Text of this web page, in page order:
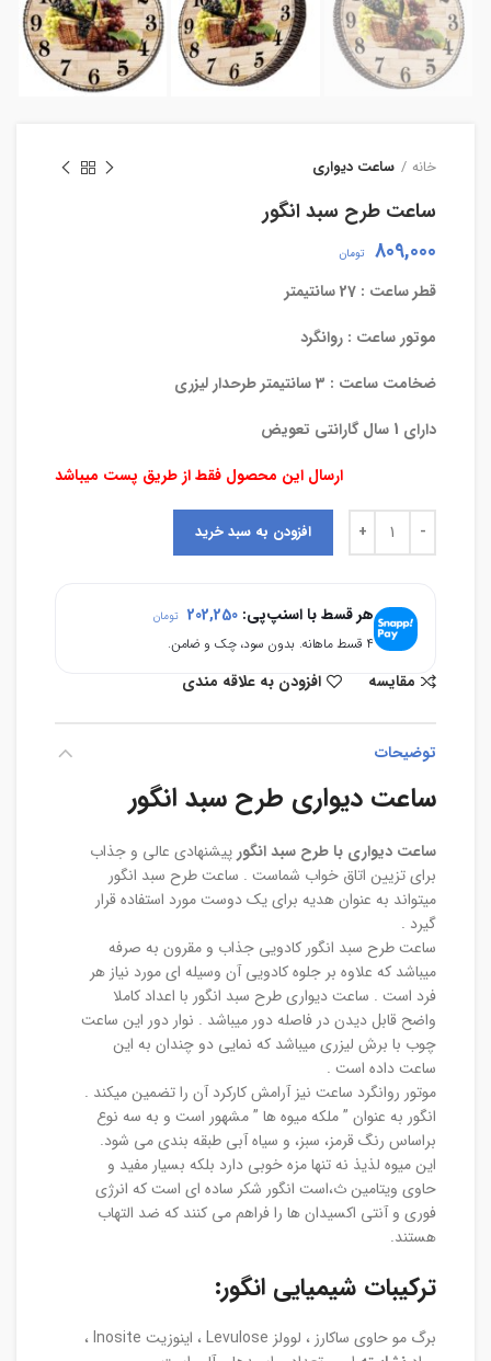
خانه ساعت دیواری
ساعت طرح سبد انگور
809,000
تومان
قطر ساعت : 27 سانتیمتر
موتور ساعت : روانگرد
ضخامت ساعت : 3 سانتیمتر طرحدار لیزری
دارای 1 سال گارانتی تعویض
ارسال این محصول فقط از طریق پست میباشد
افزودن به سبد خرید
هر قسط با اسنپ‌پی: 202,250 تومان
۴ قسط ماهانه. بدون سود، چک و ضامن.
مقایسه افزودن به علاقه مندی
توضیحات
ساعت دیواری طرح سبد انگور
ساعت دیواری با طرح سبد انگور پیشنهادی عالی و جذاب
برای تزیین اتاق خواب شماست . ساعت طرح سبد انگور
میتواند به عنوان هدیه برای یک دوست مورد استفاده قرار
گیرد .
ساعت طرح سبد انگور کادویی جذاب و مقرون به صرفه
میباشد که علاوه بر جلوه کادویی آن وسیله ای مورد نیاز هر
فرد است . ساعت دیواری طرح سبد انگور با اعداد کاملا
واضح قابل دیدن در فاصله دور میباشد . نوار دور این ساعت
چوب با برش لیزری میباشد که نمایی دو چندان به این
ساعت داده است .
موتور روانگرد ساعت نیز آرامش کارکرد آن را تضمین میکند .
انگور به عنوان ” ملکه میوه ها ” مشهور است و به سه نوع
براساس رنگ قرمز، سبز، و سیاه آبی طبقه بندی می شود.
این میوه لذیذ نه تنها مزه خوبی دارد بلکه بسیار مفید و
حاوی ویتامین ث،است انگور شکر ساده ای است که انرژی
فوری و آنتی اکسیدان ها را فراهم می کنند که ضد التهاب
هستند.
ترکیبات شیمیایی انگور:
برگ مو حاوی ساکارز ، لوولز Levulose ، اینوزیت Inosite ،